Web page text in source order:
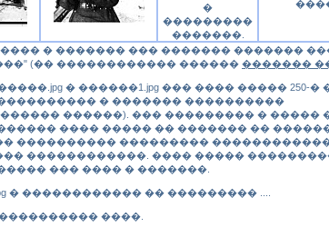
�
���������
�������.
� ������� ��� ������� �������
(�� ������������ ������ �������
� ������1.jpg ��� ���� �����
� ������� ����������
������). ��� ��������� � �����
���� ����� �� ������� ��
���������� ���������
������������. ���� �����
��� ���� � �������.
� ������������ �� ��������� ....
���������� ����.